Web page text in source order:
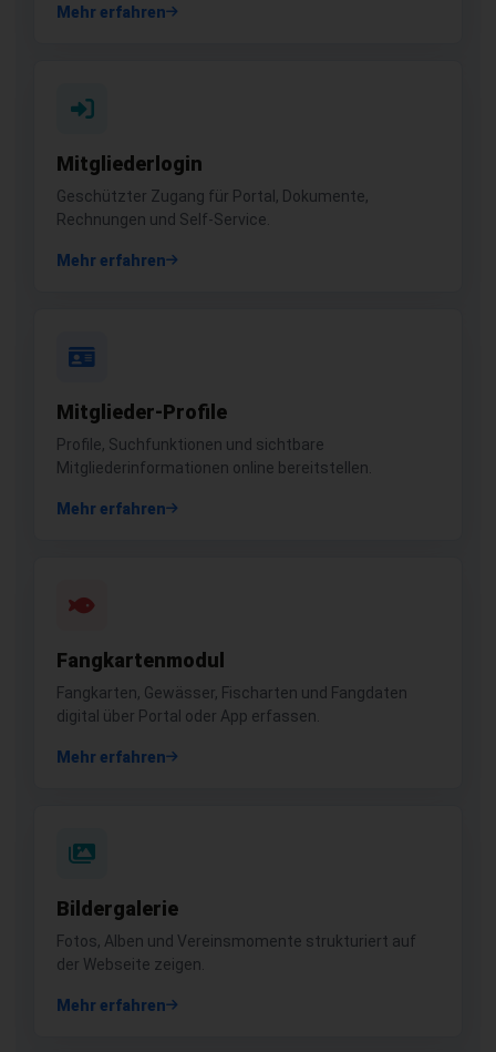
Mehr erfahren
Mitgliederlogin
Geschützter Zugang für Portal, Dokumente,
Rechnungen und Self-Service.
Mehr erfahren
Mitglieder-Profile
Profile, Suchfunktionen und sichtbare
Mitgliederinformationen online bereitstellen.
Mehr erfahren
Fangkartenmodul
Fangkarten, Gewässer, Fischarten und Fangdaten
digital über Portal oder App erfassen.
Mehr erfahren
Bildergalerie
Fotos, Alben und Vereinsmomente strukturiert auf
der Webseite zeigen.
Mehr erfahren